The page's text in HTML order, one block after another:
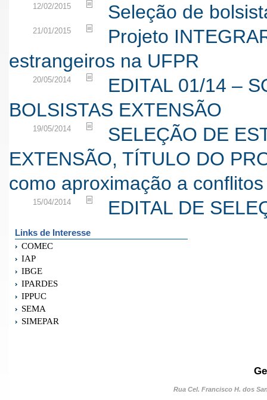
12/02/2015 Seleção de
21/01/2015
Projeto
estrangeiros na UFPR
20/05/2014
EDITAL 01/14 –
BOLSISTAS EXTENSÃO
19/05/2014
SELEÇÃO DE
EXTENSÃO, TÍTULO DO
como aproximação a
15/04/2014 EDITAL DE
Links de Interesse
COMEC
IAP
IBGE
IPARDES
IPPUC
SEMA
SIMEPAR
Rua Cel. Francisco H. dos